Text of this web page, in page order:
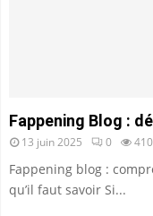
Fappening Blog :
13 juin 2025 0 410
Fappening blog :
qu’il faut savoir Si...